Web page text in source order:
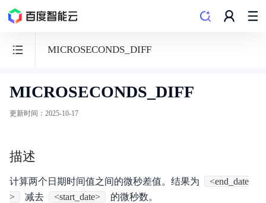
MICROSECONDS_DIFF
数
据
PALO
MICROSECONDS_DIFF
更新时间 ： 2025-10-17
描述
计算两个日期时间值之间的微秒差值。结果为
<end_date
>
减去 <start_date> 的微秒数。